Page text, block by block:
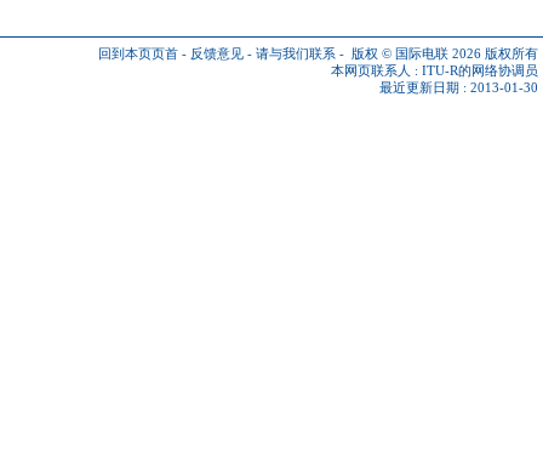
回到本页页首 - 反馈意见 - 请与我们联系 - 版权 © 国际电联 2026 版权所有
本网页联系人 : ITU-R的网络协调员
最近更新日期 : 2013-01-30